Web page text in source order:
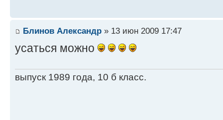
Блинов Александр » 13 июн 2009 17:47
усаться можно
выпуск 1989 года, 10 б класс.